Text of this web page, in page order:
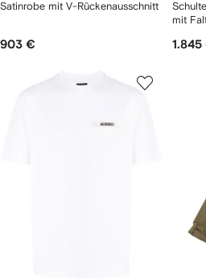
Satinrobe mit V-Rückenausschnitt
903 €
mit
1.845